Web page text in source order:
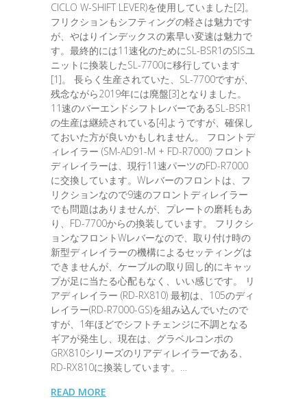
CICLO W-SHIFT LEVER)を使用していました[2]。
フリクションもシフティングの軽さは魅力です
が、やはりインデックスの素早い変速は魅力で
す。最終的には11速化のためにSL-BSR1のSISユ
ニットに換装したSL-7700に移行しています
[1]。 長らく生産されていた、SL-7700ですが、
残念ながら2019年には廃盤[3]となりました。
11速のバーエンドシフトレバーであるSL-BSR1
の生産は継続されている[4]ようですが、確保し
ておいた方が良いかもしれません。 フロントデ
ィレイラー (SM-AD91-M + FD-R7000) フロント
ディレイラーは、現行11速パーツのFD-R7000
に交換しています。Wレバーのフロントは、フ
リクションなので9速のフロントディレイラー
でも問題はありませんが、プレートの磨耗もあ
り、FD-7700からの換装しています。 フリクシ
ョンなフロントWレバーなので、取り付け時の
新型ディレイラーの機構によるセッティングは
できませんが、ケーブルの取り回し的にキャッ
プが足に当たる心配もなく、いい感じです。 リ
アディレイラー (RD-RX810) 最初は、105のディ
レイラー(RD-R7000-GS)を組み込んでいたので
すが、1年ほどでシフトチェンジに不調となる
ギアが発生し、現在は、グラベルコンポの
GRX810シリーズのリアディレイラーである、
RD-RX810に換装しています。…
READ MORE